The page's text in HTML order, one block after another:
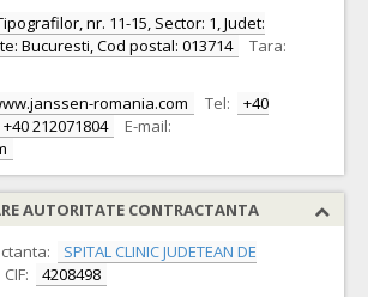
nr. 11-15, Sector: 1, Judet:
Bucuresti, Cod postal: 013714
Tara:
romania.com Tel:
+40
+40 212071804
E-mail:
AUTORITATE CONTRACTANTA
SPITAL CLINIC JUDETEAN DE
CIF:
4208498